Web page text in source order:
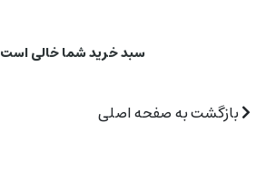
سبد خرید شما خالی است
بازگشت به صفحه اصلی